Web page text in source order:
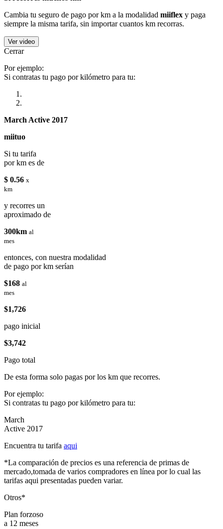
Cambia tu seguro de pago por km a la modalidad miiflex y paga
siempre la misma tarifa, sin importar cuantos km recorras.
Ver video
Cerrar
Por ejemplo:
Si contratas tu pago por kilómetro para tu:
March Active 2017
miituo
Si tu tarifa
por km es de
$ 0.56 x
km
y recorres un
aproximado de
300km al
mes
entonces, con nuestra modalidad
de pago por km serían
$168 al
mes
$1,726
pago inicial
$3,742
Pago total
De esta forma solo pagas por los km que recorres.
Por ejemplo:
Si contratas tu pago por kilómetro para tu:
March
Active 2017
Encuentra tu tarifa aqui
*La comparación de precios es una referencia de primas de
mercado,tomada de varios compradores en línea por lo cual las
tarifas aqui presentadas pueden variar.
Otros*
Plan forzoso
a 12 meses